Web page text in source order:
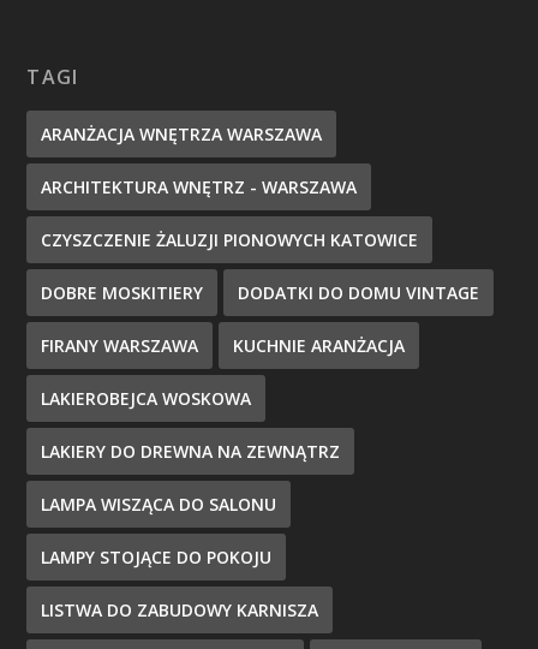
TAGI
ARANŻACJA WNĘTRZA WARSZAWA
ARCHITEKTURA WNĘTRZ - WARSZAWA
CZYSZCZENIE ŻALUZJI PIONOWYCH KATOWICE
DOBRE MOSKITIERY DODATKI DO DOMU VINTAGE
FIRANY WARSZAWA KUCHNIE ARANŻACJA
LAKIEROBEJCA WOSKOWA
LAKIERY DO DREWNA NA ZEWNĄTRZ
LAMPA WISZĄCA DO SALONU
LAMPY STOJĄCE DO POKOJU
LISTWA DO ZABUDOWY KARNISZA